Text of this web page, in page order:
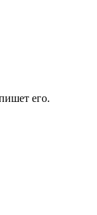
его.